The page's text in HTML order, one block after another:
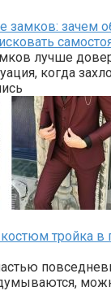
замков: зачем
лучше
когда
тройка в